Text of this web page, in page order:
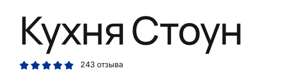
Кухня Стоун
243 отзыва